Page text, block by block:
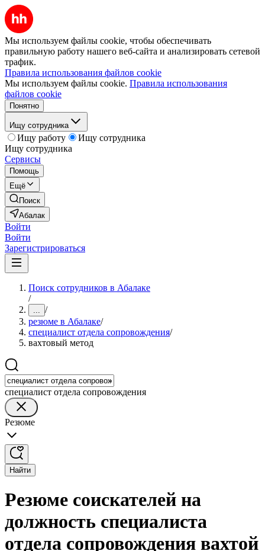
Мы используем файлы cookie, чтобы обеспечивать
правильную работу нашего веб-сайта и анализировать сетевой
трафик.
Правила использования файлов cookie
Мы используем файлы cookie. Правила использования
файлов cookie
Понятно
Ищу сотрудника
Ищу работу
Ищу сотрудника
Ищу сотрудника
Сервисы
Помощь
Ещё
Поиск
Абалак
Войти
Войти
Зарегистрироваться
Поиск сотрудников в Абалаке
/
... /
резюме в Абалаке/
специалист отдела сопровождения/
вахтовый метод
специалист отдела сопровождения
Резюме
Найти
Резюме соискателей на
должность специалиста
отдела сопровождения вахтой